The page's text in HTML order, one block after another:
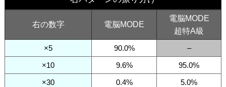
右の数字 電脳MODE
電脳MODE
超特A級
×5 90.0%
–
×10
9.6%
95.0%
×30
0.4% 5.0%